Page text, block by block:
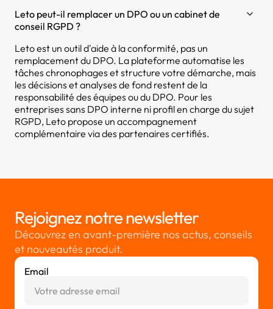
Leto peut-il remplacer un DPO ou un cabinet de
conseil RGPD ?
Leto est un outil d'aide à la conformité, pas un
remplacement du DPO. La plateforme automatise les
tâches chronophages et structure votre démarche, mais
les décisions et analyses de fond restent de la
responsabilité des équipes ou du DPO. Pour les
entreprises sans DPO interne ni profil en charge du sujet
RGPD, Leto propose un accompagnement
complémentaire via des partenaires certifiés.
Rejoignez notre newsletter
Découvrez en avant-première nos actus, conseils
et nouveautés produit.
Email